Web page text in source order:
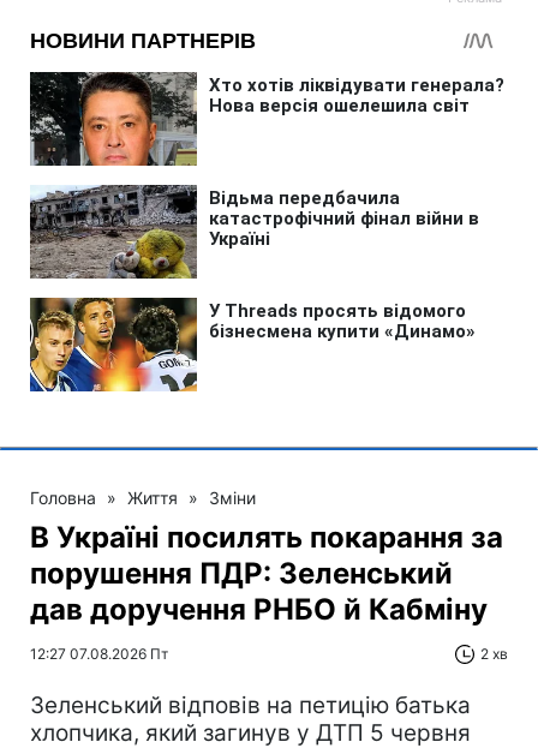
Головна » Життя » Зміни
В Україні посилять покарання за
порушення ПДР: Зеленський
дав доручення РНБО й Кабміну
12:27 07.08.2026 Пт 2 хв
Зеленський відповів на петицію батька
хлопчика, який загинув у ДТП 5 червня